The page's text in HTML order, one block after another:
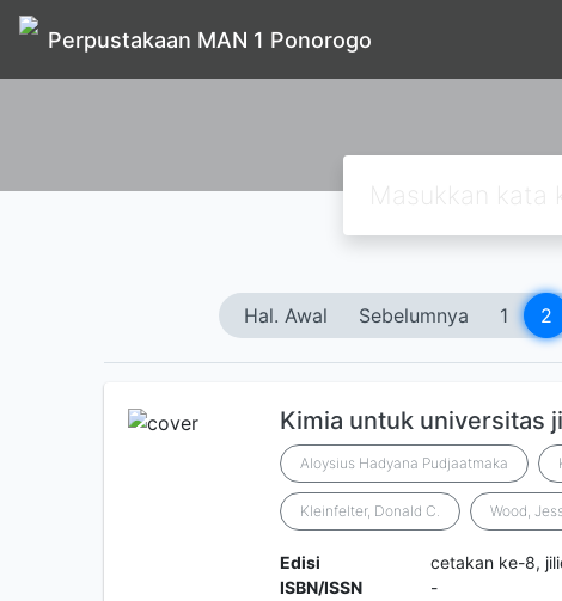
Perpustakaan MAN 1 Ponorogo
Hal. Awal Sebelumnya 1 2
Kimia untuk universitas
Aloysius Hadyana Pudjaatmaka
Kleinfelter, Donald C. Wood,
Edisi
cetakan ke-8,
ISBN/ISSN
-